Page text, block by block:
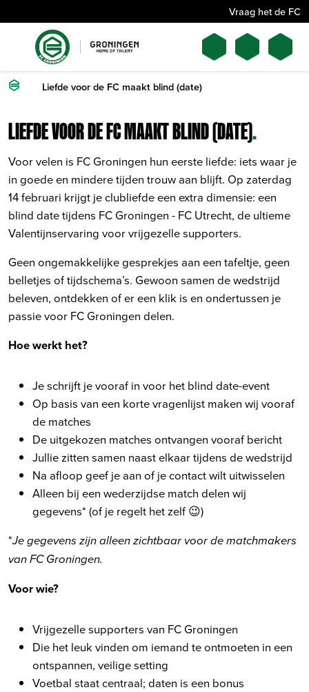
Vraag het de FC
Liefde voor de FC maakt blind (date)
LIEFDE VOOR DE FC MAAKT BLIND (DATE).
Voor velen is FC Groningen hun eerste liefde: iets waar je
in goede en mindere tijden trouw aan blijft. Op zaterdag
14 februari krijgt je clubliefde een extra dimensie: een
blind date tijdens FC Groningen - FC Utrecht, de ultieme
Valentijnservaring voor vrijgezelle supporters.
Geen ongemakkelijke gesprekjes aan een tafeltje, geen
belletjes of tijdschema’s. Gewoon samen de wedstrijd
beleven, ontdekken of er een klik is en ondertussen je
passie voor FC Groningen delen.
Hoe werkt het?
Je schrijft je vooraf in voor het blind date-event
Op basis van een korte vragenlijst maken wij vooraf
de matches
De uitgekozen matches ontvangen vooraf bericht
Jullie zitten samen naast elkaar tijdens de wedstrijd
Na afloop geef je aan of je contact wilt uitwisselen
Alleen bij een wederzijdse match delen wij
gegevens* (of je regelt het zelf 😉)
*Je gegevens zijn alleen zichtbaar voor de matchmakers
van FC Groningen.
Voor wie?
Vrijgezelle supporters van FC Groningen
Die het leuk vinden om iemand te ontmoeten in een
ontspannen, veilige setting
Voetbal staat centraal; daten is een bonus